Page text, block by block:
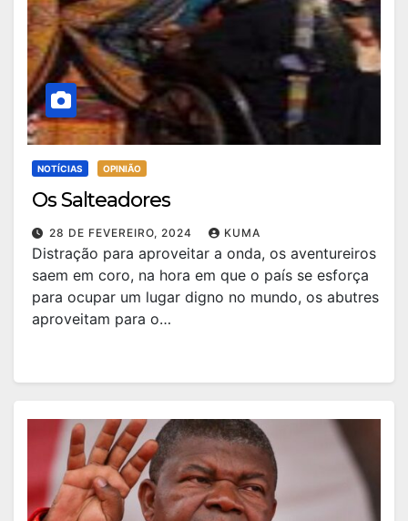
NOTÍCIAS OPINIÃO
Os Salteadores
28 DE FEVEREIRO, 2024 KUMA
Distração para aproveitar a onda, os aventureiros
saem em coro, na hora em que o país se esforça
para ocupar um lugar digno no mundo, os abutres
aproveitam para o…